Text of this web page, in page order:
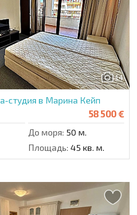
14
студия в Марина Кейп
58 500 €
До моря: 50 м.
Площадь: 45 кв. м.